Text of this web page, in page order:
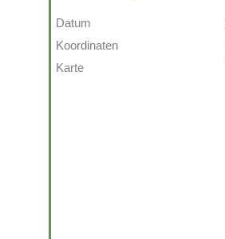
Datum
Koordinaten
Karte